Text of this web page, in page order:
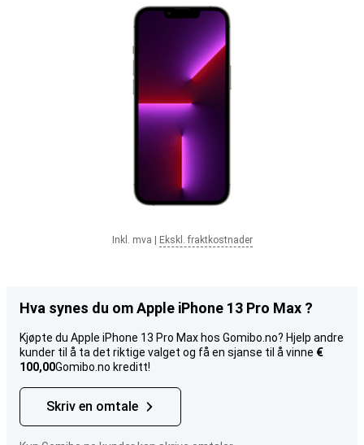
Inkl. mva Ekskl. fraktkostnader
Hva synes du om Apple iPhone 13 Pro Max ?
Kjøpte du Apple iPhone 13 Pro Max hos Gomibo.no? Hjelp andre
kunder til å ta det riktige valget og få en sjanse til å vinne €
100,00Gomibo.no kreditt!
Skriv en omtale